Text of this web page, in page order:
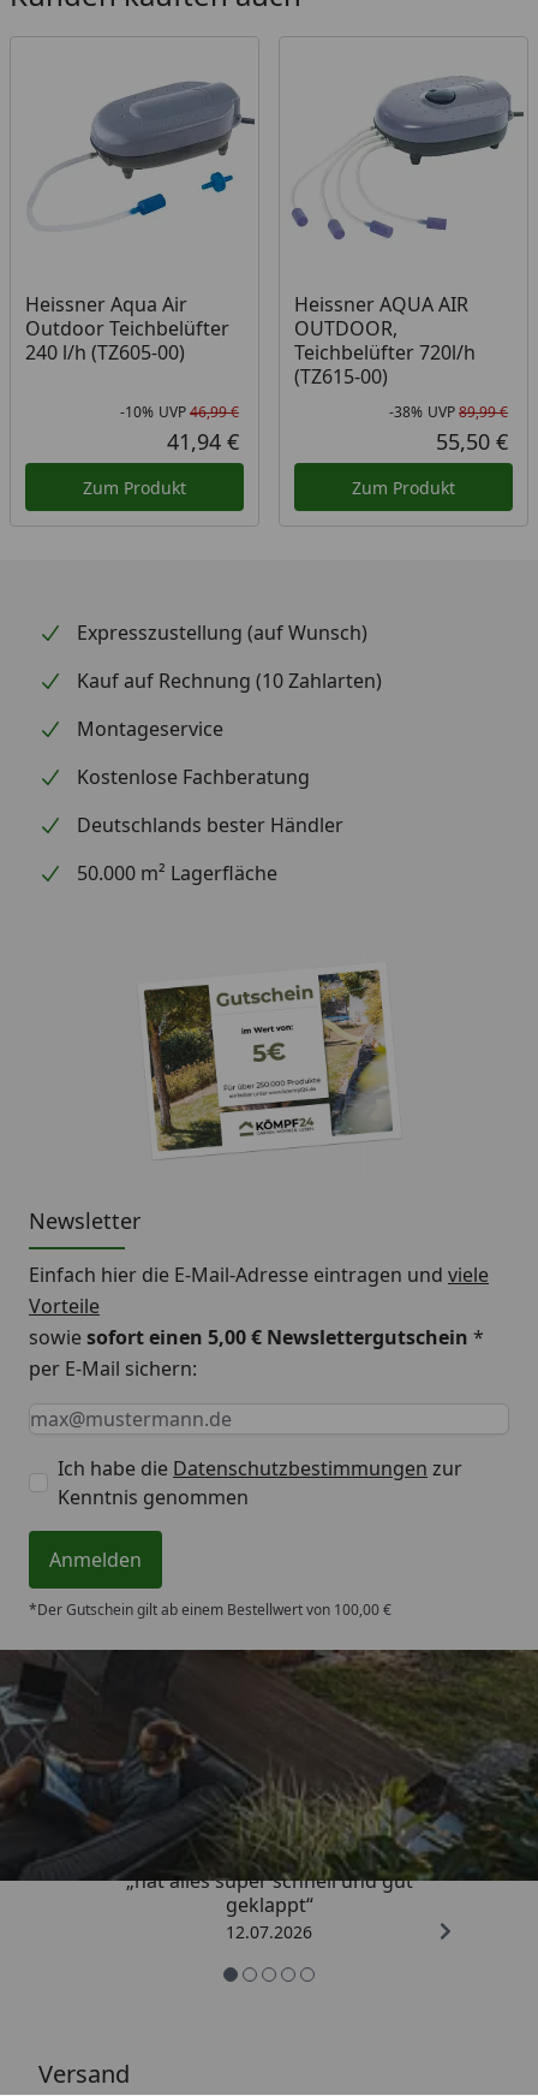
Heissner Aqua Air
Outdoor Teichbelüfter
240 l/h (TZ605-00)
Rabatt in Prozent
-10%
Ursprünglicher Preis
UVP46,99 €
Aktueller Preis
41,94 €
Zum Produkt
Heissner AQUA AIR
OUTDOOR,
Teichbelüfter 720l/h
(TZ615-00)
-38% UVP89,99 €
55,50 €
Zum Produkt
Expresszustellung (auf Wunsch)
Kauf auf Rechnung (10 Zahlarten)
Montageservice
Kostenlose Fachberatung
Deutschlands bester Händler
50.000 m² Lagerfläche
Newsletter
Einfach hier die E-Mail-Adresse eintragen und viele
Vorteile
sowiesofort einen 5,00 € Newslettergutschein *
per E-Mail sichern:
Keine Eingabe erforderlich
Eingabe erforderlich
E-Mail *
Ich habe die Datenschutzbestimmungen zur
Kenntnis genommen
Anmelden
*Der Gutschein gilt ab einem Bestellwert von 100,00 €
Trusted Shops
4,71/ 5
„hat alles super schnell und gut
geklappt“
12.07.2026
Versand